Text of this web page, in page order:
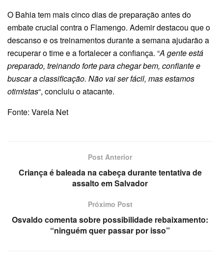
O Bahia tem mais cinco dias de preparação antes do
embate crucial contra o Flamengo. Ademir destacou que o
descanso e os treinamentos durante a semana ajudarão a
recuperar o time e a fortalecer a confiança. “A gente está
preparado, treinando forte para chegar bem, confiante e
buscar a classificação. Não vai ser fácil, mas estamos
otimistas“, concluiu o atacante.
Fonte: Varela Net
Post Anterior
Criança é baleada na cabeça durante tentativa de
assalto em Salvador
Próximo Post
Osvaldo comenta sobre possibilidade rebaixamento:
“ninguém quer passar por isso”